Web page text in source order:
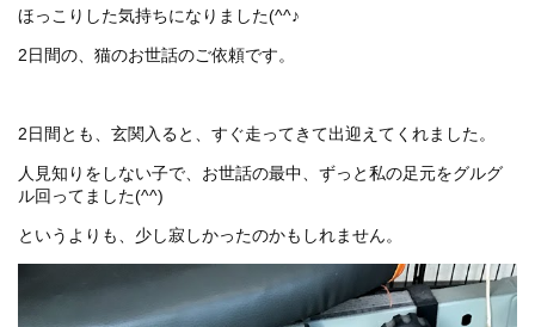
ほっこりした気持ちになりました(^^♪
2日間の、猫のお世話のご依頼です。
2日間とも、玄関入ると、すぐ走ってきて出迎えてくれました。
人見知りをしない子で、お世話の最中、ずっと私の足元をグルグ
ル回ってました(^^)
というよりも、少し寂しかったのかもしれません。